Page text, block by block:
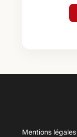
Mentions légales